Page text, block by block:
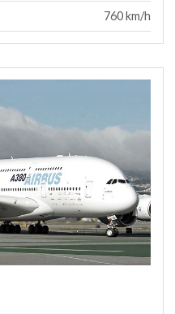
760 km/h